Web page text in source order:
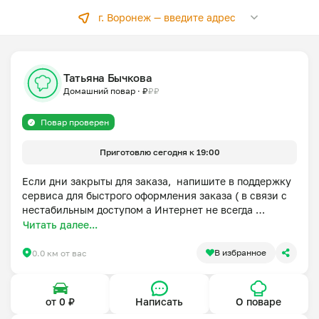
г. Воронеж —введите адрес
Татьяна Бычкова
Домашний повар · ₽₽₽
Повар проверен
Приготовлю сегодня к 19:00
Если дни закрыты для заказа,  напишите в поддержку
сервиса для быстрого оформления заказа ( в связи с
нестабильным доступом а Интернет не всегда
получается быстро ответить в приложении).Утренняя
Могу приготовить раньше срока, пишите,
Домашний повар-кондитер.
Готовлю с любовью и с 12 лет. В моей копилке —
Читать далее...
0.0 км от вас В избранное
от 0 ₽ Написать О поваре